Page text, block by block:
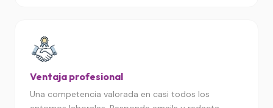
Ventaja profesional
Una competencia valorada en casi todos los